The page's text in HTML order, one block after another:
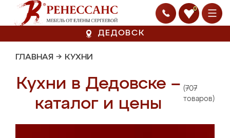
0
ДЕДОВСК
ГЛАВНАЯ → КУХНИ
Кухни в Дедовске –
каталог и цены
(707
товаров)